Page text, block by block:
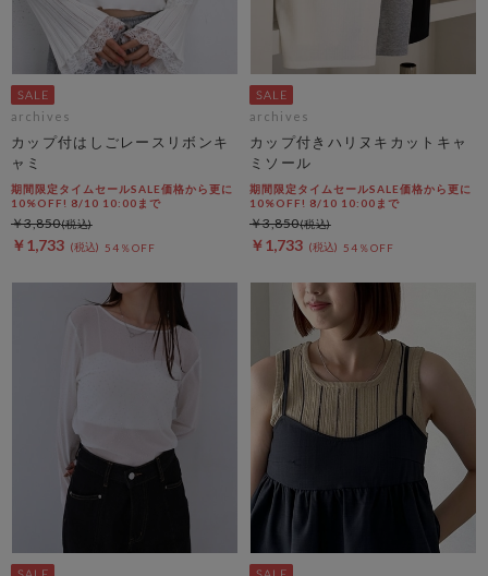
archives
カップ付はしごレースリボンキ
ャミ
期間限定タイムセールSALE価格から更に
10%OFF! 8/10 10:00まで
￥1,733 54％OFF
￥3,850
archives
カップ付きハリヌキカットキャ
ミソール
期間限定タイムセールSALE価格から更に
10%OFF! 8/10 10:00まで
￥1,733 54％OFF
￥3,850